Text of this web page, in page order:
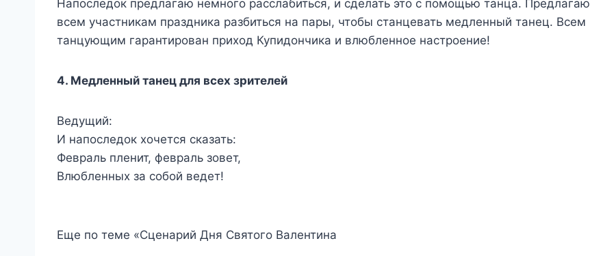
Напоследок предлагаю немного расслабиться, и сделать это с помощью танца. Предлагаю
всем участникам праздника разбиться на пары, чтобы станцевать медленный танец. Всем
танцующим гарантирован приход Купидончика и влюбленное настроение!
4. Медленный танец для всех зрителей
Ведущий:
И напоследок хочется сказать:
Февраль пленит, февраль зовет,
Влюбленных за собой ведет!
Еще по теме «Сценарий Дня Святого Валентина